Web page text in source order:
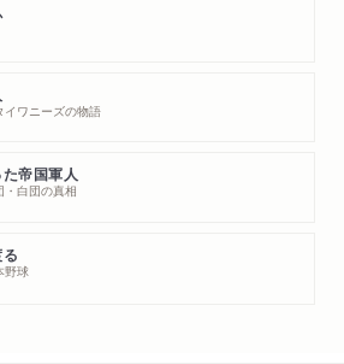
ワニーズの物語
帝国軍人
白団の真相
野球